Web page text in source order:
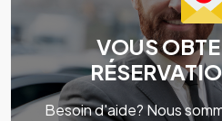
VOUS
Besoin d'aide? Nous